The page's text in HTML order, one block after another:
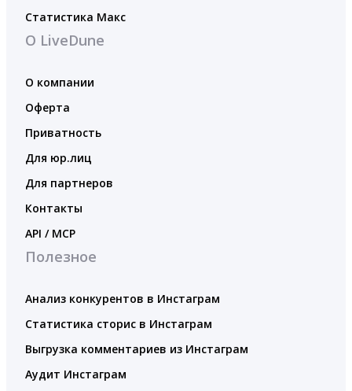
Статистика Макс
О LiveDune
О компании
Оферта
Приватность
Для юр.лиц
Для партнеров
Контакты
API / MCP
Полезное
Анализ конкурентов в Инстаграм
Статистика сторис в Инстаграм
Выгрузка комментариев из Инстаграм
Аудит Инстаграм